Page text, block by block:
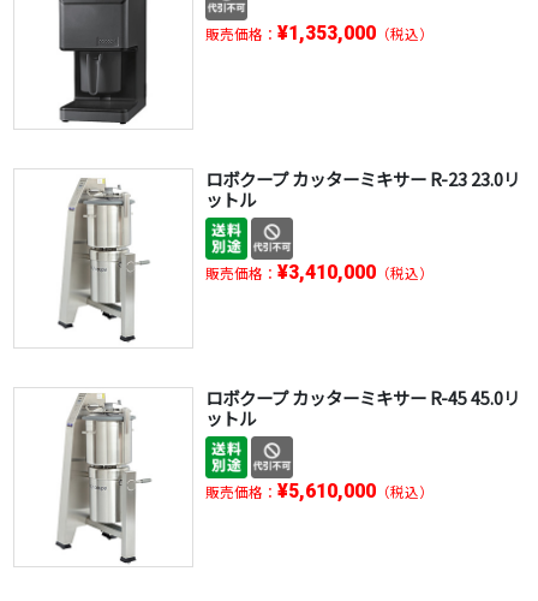
販売価格： ¥1,353,000（税込）
ロボクープ カッターミキサー R-23 23.0リ
ットル
販売価格： ¥3,410,000（税込）
ロボクープ カッターミキサー R-45 45.0リ
ットル
販売価格： ¥5,610,000（税込）